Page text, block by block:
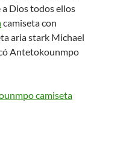
a Dios todos ellos
camiseta con
aria stark Michael
Antetokounmpo
camiseta